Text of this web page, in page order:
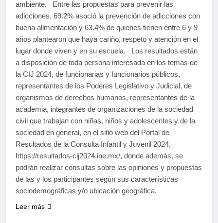
ambiente. Entre las propuestas para prevenir las
adicciones, 69.2% asoció la prevención de adicciones con
buena alimentación y 63.4% de quienes tienen entre 6 y 9
años plantearon que haya cariño, respeto y atención en el
lugar donde viven y en su escuela. Los resultados están
a disposición de toda persona interesada en los temas de
la CIJ 2024, de funcionarias y funcionarios públicos,
representantes de los Poderes Legislativo y Judicial, de
organismos de derechos humanos, representantes de la
academia, integrantes de organizaciones de la sociedad
civil que trabajan con niñas, niños y adolescentes y de la
sociedad en general, en el sitio web del Portal de
Resultados de la Consulta Infantil y Juvenil 2024,
https://resultados-cij2024.ine.mx/, donde además, se
podrán realizar consultas sobre las opiniones y propuestas
de las y los participantes según sus características
sociodemográficas y/o ubicación geográfica.
Leer más